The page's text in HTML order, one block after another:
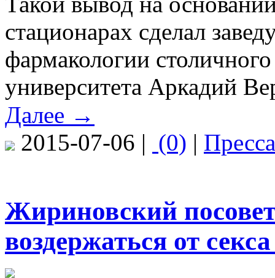
стационарах сделал
фармакологии
университета Аркадий
Далее →
2015-07-06 | (0) | Пресса
Жириновский
воздержаться от